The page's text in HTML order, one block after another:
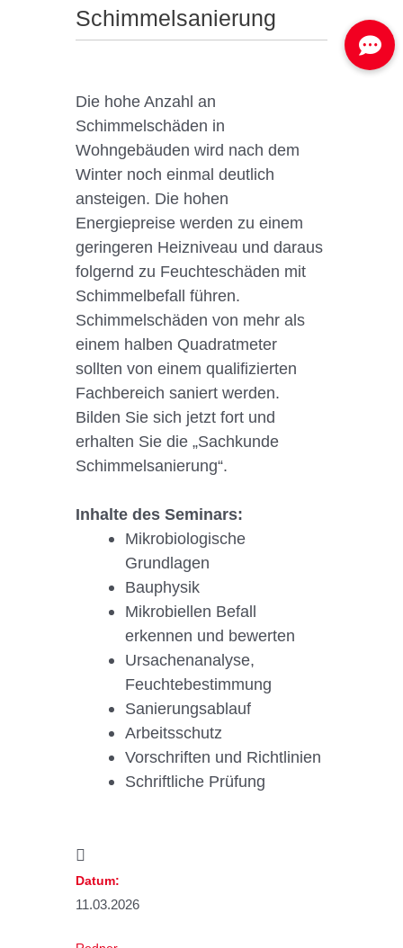
Schimmelsanierung
Die hohe Anzahl an
Schimmelschäden in
Wohngebäuden wird nach dem
Winter noch einmal deutlich
ansteigen. Die hohen
Energiepreise werden zu einem
geringeren Heizniveau und daraus
folgernd zu Feuchteschäden mit
Schimmelbefall führen.
Schimmelschäden von mehr als
einem halben Quadratmeter
sollten von einem qualifizierten
Fachbereich saniert werden.
Bilden Sie sich jetzt fort und
erhalten Sie die „Sachkunde
Schimmelsanierung“.
Inhalte des Seminars:
Mikrobiologische
Grundlagen
Bauphysik
Mikrobiellen Befall
erkennen und bewerten
Ursachenanalyse,
Feuchtebestimmung
Sanierungsablauf
Arbeitsschutz
Vorschriften und Richtlinien
Schriftliche Prüfung
Datum:
11.03.2026